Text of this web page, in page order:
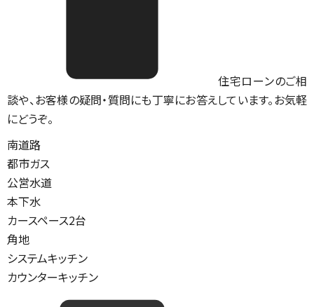
住宅ローンのご相
談や、お客様の疑問・質問にも丁寧にお答えしています。お気軽
にどうぞ。
南道路
都市ガス
公営水道
本下水
カースペース2台
角地
システムキッチン
カウンターキッチン